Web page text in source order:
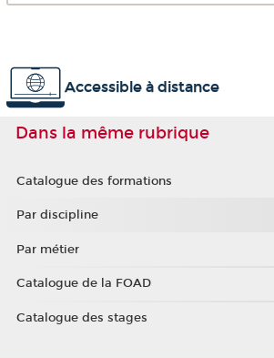
Accessible à distance
Dans la même rubrique
Catalogue des formations
Par discipline
Par métier
Catalogue de la FOAD
Catalogue des stages